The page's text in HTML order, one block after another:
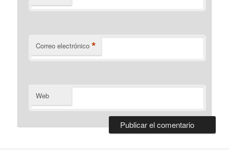
Correo electrónico *
Web